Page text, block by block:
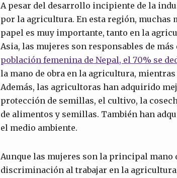
A pesar del desarrollo incipiente de la
por la agricultura. En esta región, muchas
papel es muy importante, tanto en la
Asia, las mujeres son responsables de
población femenina de Nepal, el 70% se
la mano de obra en la agricultura,
Además, las agricultoras han adquirido
protección de semillas, el cultivo, la
de alimentos y semillas. También han
el medio ambiente.
Aunque las mujeres son la principal mano
discriminación al trabajar en la